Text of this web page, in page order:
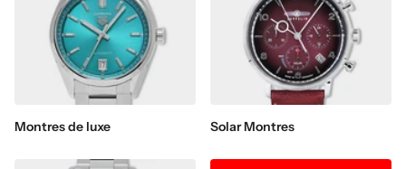
Montres de luxe Solar Montres